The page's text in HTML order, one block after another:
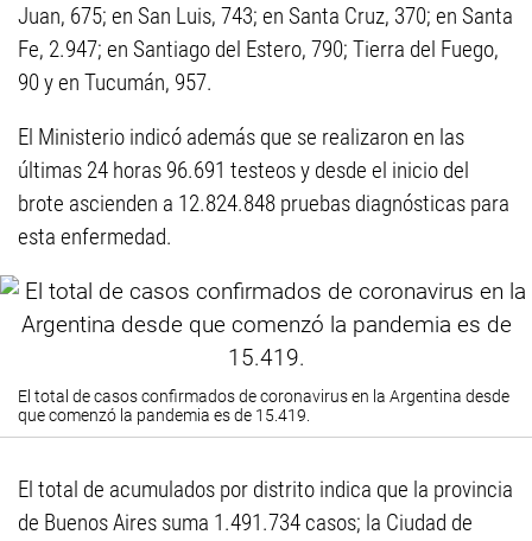
Juan, 675; en San Luis, 743; en Santa Cruz, 370; en Santa
Fe, 2.947; en Santiago del Estero, 790; Tierra del Fuego,
90 y en Tucumán, 957.
El Ministerio indicó además que se realizaron en las
últimas 24 horas 96.691 testeos y desde el inicio del
brote ascienden a 12.824.848 pruebas diagnósticas para
esta enfermedad.
El total de casos confirmados de coronavirus en la Argentina desde
que comenzó la pandemia es de 15.419.
El total de acumulados por distrito indica que la provincia
de Buenos Aires suma 1.491.734 casos; la Ciudad de